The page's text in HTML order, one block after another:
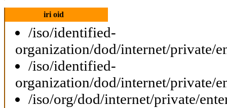
iri oid
/iso/identified-
organization/dod/internet/private/
/iso/identified-
organization/dod/internet/private/
/iso/org/dod/internet/private/